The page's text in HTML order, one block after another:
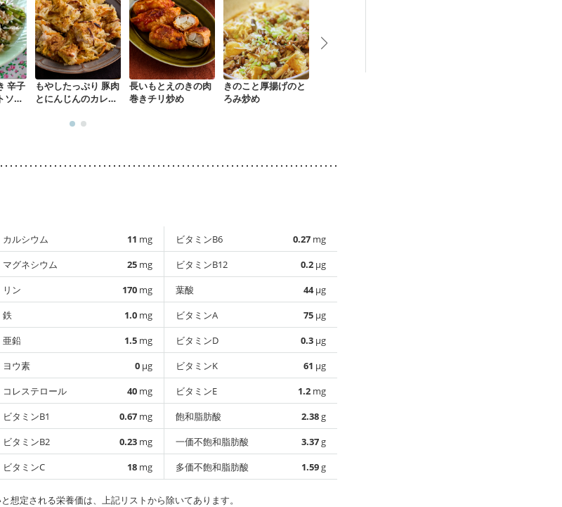
辛子
ソー
もやしたっぷり 豚肉
とにんじんのカレー
長いもとえのきの肉
巻きチリ炒め
きのこと厚揚げのと
ろみ炒め
カルシウム 11 mg
マグネシウム
25 mg
リン
170 mg
鉄
1.0 mg
亜鉛
1.5 mg
ヨウ素
0 µg
コレステロール
40 mg
ビタミンB1
0.67 mg
ビタミンB2
0.23 mg
ビタミンC
18 mg
ビタミンB6 0.27 mg
ビタミンB12
0.2 µg
葉酸
44µg
ビタミンA
75 µg
ビタミンD
0.3 µg
ビタミンK
61 µg
ビタミンE
1.2 mg
飽和脂肪酸
2.38g
一価不飽和脂肪酸
3.37g
多価不飽和脂肪酸
1.59g
想定される栄養価は、上記リストから除いてあります。